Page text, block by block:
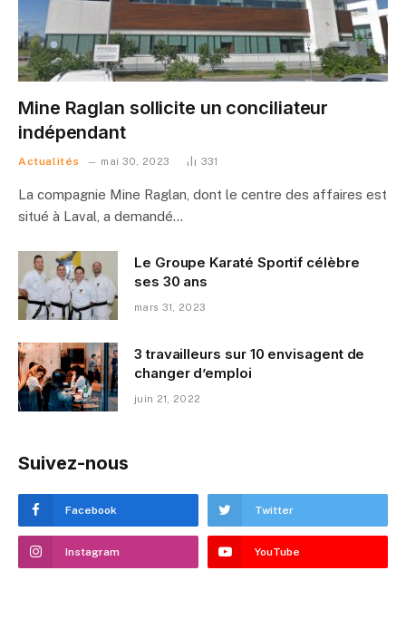
Mine Raglan sollicite un conciliateur
indépendant
Actualités mai 30, 2023 331
La compagnie Mine Raglan, dont le centre des affaires est
situé à Laval, a demandé…
Le Groupe Karaté Sportif célèbre
ses 30 ans
mars 31, 2023
3 travailleurs sur 10 envisagent de
changer d’emploi
juin 21, 2022
Suivez-nous
Facebook Twitter
Instagram YouTube